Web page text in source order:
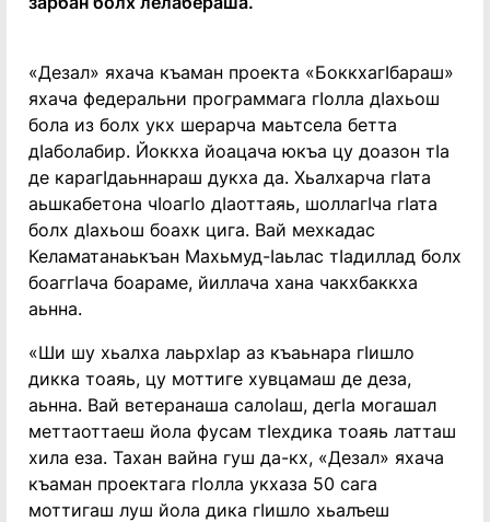
«Дезал» яхача къаман проекта «Боккхагӏбараш»
яхача федеральни программага гӏолла дӏахьош
бола из болх укх шерарча маьтсела бетта
дӏаболабир. Йоккха йоацача юкъа цу доазон тӏа
де карагӏдаьннараш дукха да. Хьалхарча гӏата
аьшкабетона чӏоагӏо дӏаоттаяь, шоллагӏча гӏата
болх дӏахьош боахк цига. Вай мехкадас
Келаматанаькъан Махьмуд-ӏаьлас тӏадиллад болх
боаггӏача боараме, йиллача хана чакхбаккха
аьнна.
«Ши шу хьалха лаьрхӏар аз къаьнара гӏишло
дикка тоаяь, цу моттиге хувцамаш де деза,
аьнна. Вай ветеранаша салоӏаш, дегӏа могашал
меттаоттаеш йола фусам тӏехдика тоаяь латташ
хила еза. Тахан вайна гуш да-кх, «Дезал» яхача
къаман проектага гӏолла укхаза 50 сага
моттигаш луш йола дика гӏишло хьалъеш